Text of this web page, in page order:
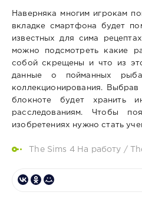
Наверняка многим игрокам
вкладке смартфона будет
известных для сима
можно подсмотреть какие
собой скрещены и что из
данные о пойманных
коллекционирования. Выбрав
блокноте будет хранить
расследованиям. Чтобы
изобретениях нужно стать
The Sims 4 На работу /